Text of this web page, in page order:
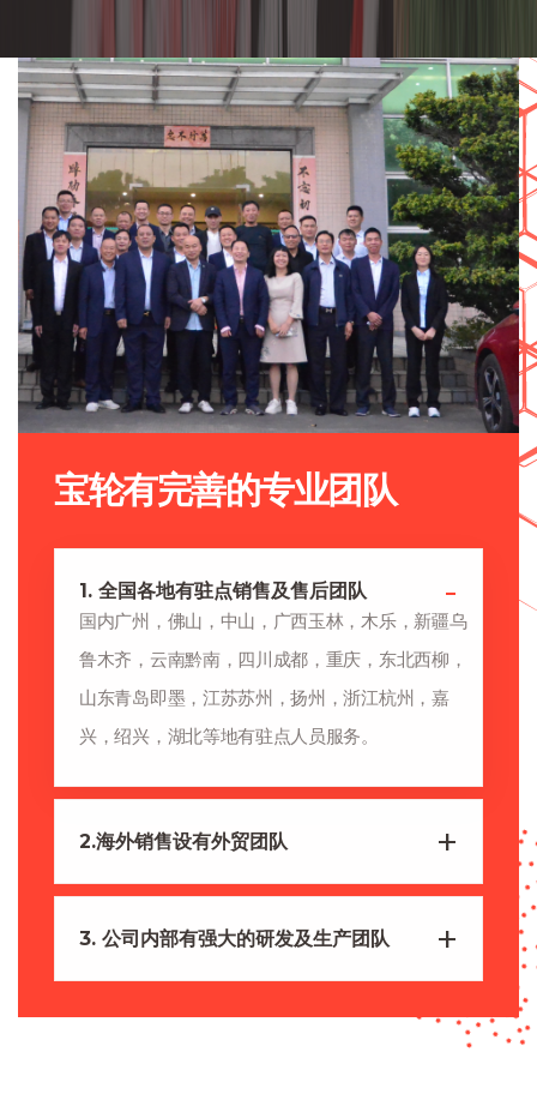
宝轮有完善的专业团队
1. 全国各地有驻点销售及售后团队
国内广州，佛山，中山，广西玉林，木乐，新疆乌
鲁木齐，云南黔南，四川成都，重庆，东北西柳，
山东青岛即墨，江苏苏州，扬州，浙江杭州，嘉
兴，绍兴，湖北等地有驻点人员服务。
2.海外销售设有外贸团队
3. 公司内部有强大的研发及生产团队